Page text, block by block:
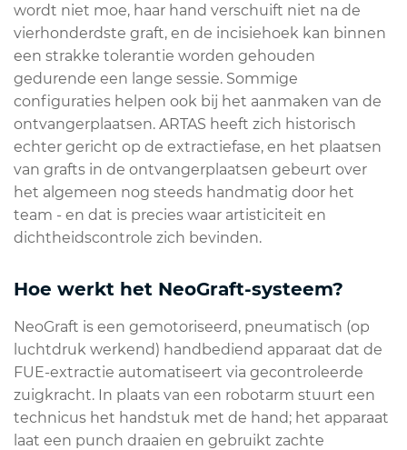
wordt niet moe, haar hand verschuift niet na de
vierhonderdste graft, en de incisiehoek kan binnen
een strakke tolerantie worden gehouden
gedurende een lange sessie. Sommige
configuraties helpen ook bij het aanmaken van de
ontvangerplaatsen. ARTAS heeft zich historisch
echter gericht op de extractiefase, en het plaatsen
van grafts in de ontvangerplaatsen gebeurt over
het algemeen nog steeds handmatig door het
team - en dat is precies waar artisticiteit en
dichtheidscontrole zich bevinden.
Hoe werkt het NeoGraft-systeem?
NeoGraft is een gemotoriseerd, pneumatisch (op
luchtdruk werkend) handbediend apparaat dat de
FUE-extractie automatiseert via gecontroleerde
zuigkracht. In plaats van een robotarm stuurt een
technicus het handstuk met de hand; het apparaat
laat een punch draaien en gebruikt zachte